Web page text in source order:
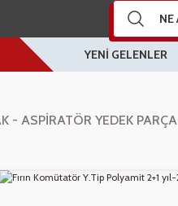
YENİ GELENLER
- ASPİRATÖR YEDEK PARÇA